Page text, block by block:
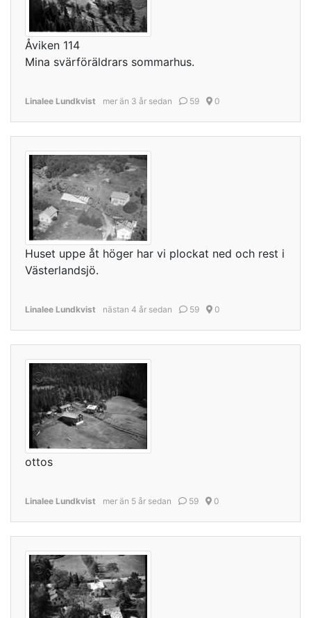
Åviken 114
Mina svärföräldrars sommarhus.
Linalee Lundkvist mer än 3 år sedan 59 0
Huset uppe åt höger har vi plockat ned och rest i
Västerlandsjö.
Linalee Lundkvist nästan 4 år sedan 59 0
ottos
Linalee Lundkvist mer än 5 år sedan 59 0